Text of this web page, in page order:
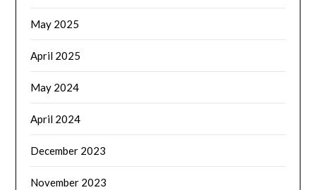
May 2025
April 2025
May 2024
April 2024
December 2023
November 2023